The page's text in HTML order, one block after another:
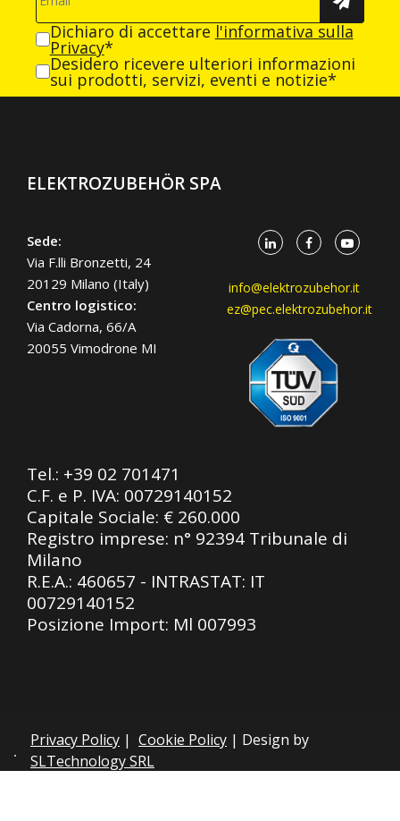
Dichiaro di accettare l'informativa sulla
Privacy*
Desidero ricevere ulteriori informazioni
sui prodotti, servizi, eventi e notizie*
ELEKTROZUBEHÖR SPA
Sede:
Via F.lli Bronzetti, 24
20129 Milano (Italy)
Centro logistico:
Via Cadorna, 66/A
20055 Vimodrone MI
info@elektrozubehor.it
ez@pec.elektrozubehor.it
Tel.: +39 02 701471
C.F. e P. IVA: 00729140152
Capitale Sociale: € 260.000
Registro imprese: n° 92394 Tribunale di
Milano
R.E.A.: 460657 - INTRASTAT: IT
00729140152
Posizione Import: Ml 007993
Privacy Policy | Cookie Policy | Design by
SLTechnology SRL